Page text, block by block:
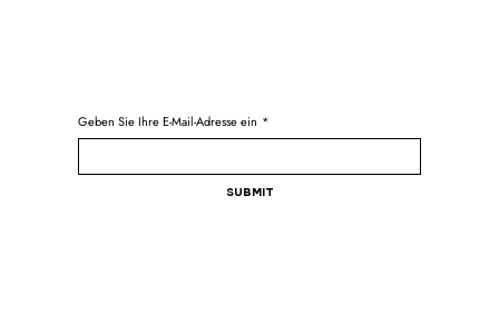
Geben Sie Ihre E-Mail-Adresse ein *
Submit